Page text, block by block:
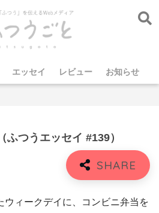
エッセイ レビュー お知らせ
つうエッセイ #139）
ウィークデイに、コンビニ弁当を